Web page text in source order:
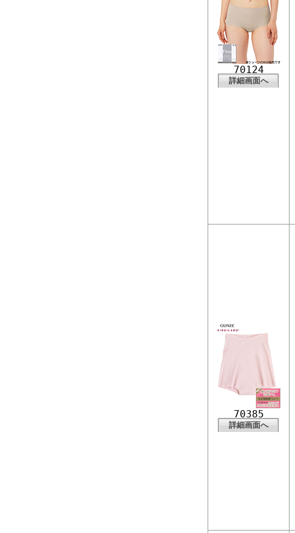
70124
詳細画面へ
70385
詳細画面へ